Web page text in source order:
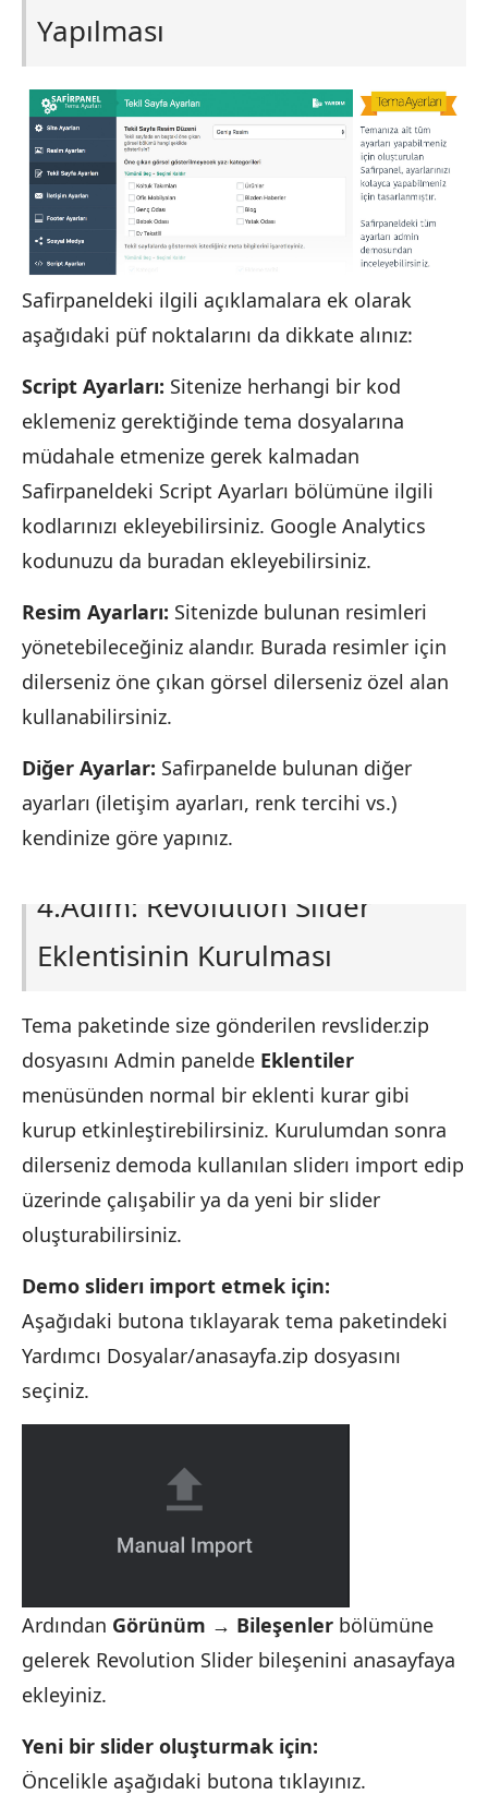
Yapılması
Safirpaneldeki ilgili açıklamalara ek olarak
aşağıdaki püf noktalarını da dikkate alınız:
Script Ayarları: Sitenize herhangi bir kod
eklemeniz gerektiğinde tema dosyalarına
müdahale etmenize gerek kalmadan
Safirpaneldeki Script Ayarları bölümüne ilgili
kodlarınızı ekleyebilirsiniz. Google Analytics
kodunuzu da buradan ekleyebilirsiniz.
Resim Ayarları: Sitenizde bulunan resimleri
yönetebileceğiniz alandır. Burada resimler için
dilerseniz öne çıkan görsel dilerseniz özel alan
kullanabilirsiniz.
Diğer Ayarlar: Safirpanelde bulunan diğer
ayarları (iletişim ayarları, renk tercihi vs.)
kendinize göre yapınız.
4.Adım: Revolution Slider
Eklentisinin Kurulması
Tema paketinde size gönderilen revslider.zip
dosyasını Admin panelde Eklentiler
menüsünden normal bir eklenti kurar gibi
kurup etkinleştirebilirsiniz. Kurulumdan sonra
dilerseniz demoda kullanılan sliderı import edip
üzerinde çalışabilir ya da yeni bir slider
oluşturabilirsiniz.
Demo sliderı import etmek için:
Aşağıdaki butona tıklayarak tema paketindeki
Yardımcı Dosyalar/anasayfa.zip dosyasını
seçiniz.
Ardından Görünüm → Bileşenler bölümüne
gelerek Revolution Slider bileşenini anasayfaya
ekleyiniz.
Yeni bir slider oluşturmak için:
Öncelikle aşağıdaki butona tıklayınız.